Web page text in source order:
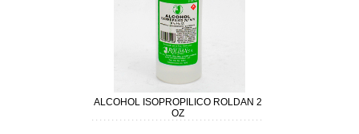
ALCOHOL ISOPROPILICO ROLDAN 2
OZ